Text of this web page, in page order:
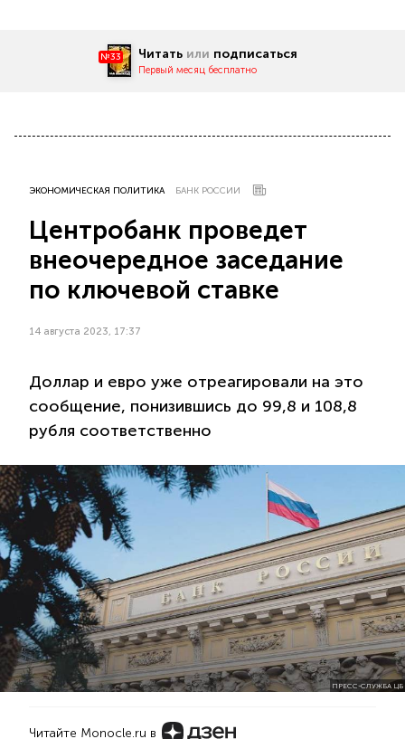
№33 Читать или подписаться
Первый месяц бесплатно
ЭКОНОМИЧЕСКАЯ ПОЛИТИКА БАНК РОССИИ
Центробанк проведет
внеочередное заседание
по ключевой ставке
14 августа 2023, 17:37
Доллар и евро уже отреагировали на это
сообщение, понизившись до 99,8 и 108,8
рубля соответственно
ПРЕСС-СЛУЖБА ЦБ
Читайте Monocle.ru в